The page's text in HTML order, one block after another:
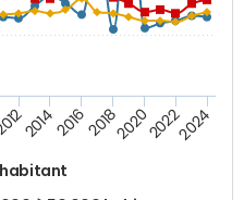
habitant
201420162018202020222024